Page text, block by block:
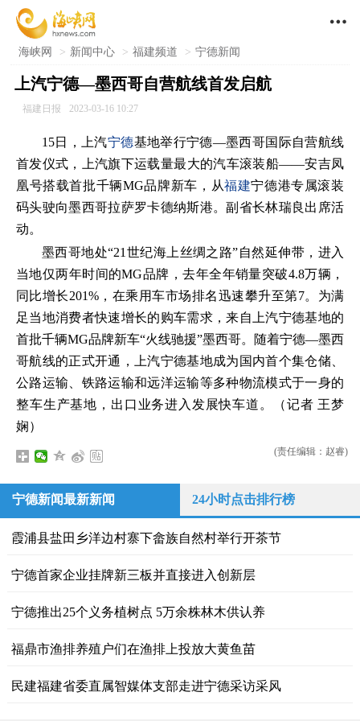

海峡网 > 新闻中心 > 福建频道 > 宁德新闻
上汽宁德—墨西哥自营航线首发启航
福建日报 2023-03-16 10:27
15日，上汽宁德基地举行宁德—墨西哥国际自营航线
首发仪式，上汽旗下运载量最大的汽车滚装船——安吉凤
凰号搭载首批千辆MG品牌新车，从福建宁德港专属滚装
码头驶向墨西哥拉萨罗卡德纳斯港。副省长林瑞良出席活
动。
墨西哥地处“21世纪海上丝绸之路”自然延伸带，进入
当地仅两年时间的MG品牌，去年全年销量突破4.8万辆，
同比增长201%，在乘用车市场排名迅速攀升至第7。为满
足当地消费者快速增长的购车需求，来自上汽宁德基地的
首批千辆MG品牌新车“火线驰援”墨西哥。随着宁德—墨西
哥航线的正式开通，上汽宁德基地成为国内首个集仓储、
公路运输、铁路运输和远洋运输等多种物流模式于一身的
整车生产基地，出口业务进入发展快车道。（记者 王梦
娴）
(责任编辑：赵睿)
宁德新闻最新新闻 24小时点击排行榜
霞浦县盐田乡洋边村寨下畲族自然村举行开茶节
宁德首家企业挂牌新三板并直接进入创新层
宁德推出25个义务植树点 5万余株林木供认养
福鼎市渔排养殖户们在渔排上投放大黄鱼苗
民建福建省委直属智媒体支部走进宁德采访采风